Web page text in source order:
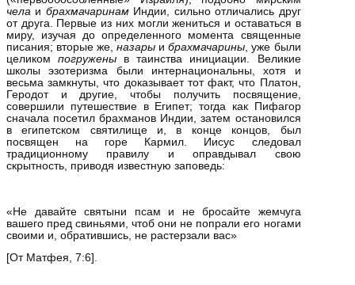
чела и брахмачаринамИндии, сильно отличались друг
от друга. Первые из них могли жениться и оставаться в
миру, изучая до определенного момента священные
писания; вторые же,назары ибрахмачарины, уже были
целикомпогружены в таинства инициации. Великие
школы эзотеризма были интернациональны, хотя и
весьма замкнуты, что доказывает тот факт, что Платон,
Геродот и другие, чтобы получить посвящение,
совершили путешествие в Египет; тогда как Пифагор
сначала посетил брахманов Индии, затем остановился
в египетском святилище и, в конце концов, был
посвящен на горе Кармил. Иисус следовал
традиционному правилу и оправдывал свою
скрытность, приводя известную заповедь:
«Не давайте святыни псам и не бросайте жемчуга
вашего пред свиньями, чтоб они не попрали его ногами
своими и, обратившись, не растерзали вас»
[От Матфея, 7:6].